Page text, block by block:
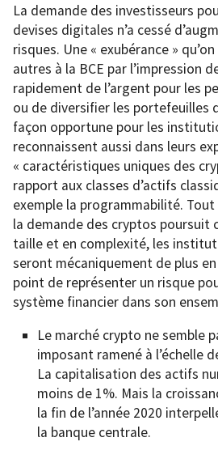
La demande des investisseurs
devises digitales n’a cessé
risques. Une « exubérance »
autres à la BCE par l’impression
rapidement de l’argent pour les
ou de diversifier les portefeuilles
façon opportune pour les
reconnaissent aussi dans leurs
« caractéristiques uniques des
rapport aux classes d’actifs
exemple la programmabilité.
la demande des cryptos poursuit
taille et en complexité, les
seront mécaniquement de plus
point de représenter un risque
système financier dans son
Le marché crypto ne semble
imposant ramené à l’échelle
La capitalisation des actifs
moins de 1%. Mais la
la fin de l’année 2020
la banque centrale.